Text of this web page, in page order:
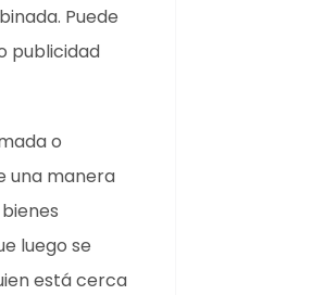
Puede
publicidad
o
una manera
luego se
está cerca